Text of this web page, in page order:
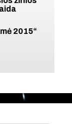
2015“